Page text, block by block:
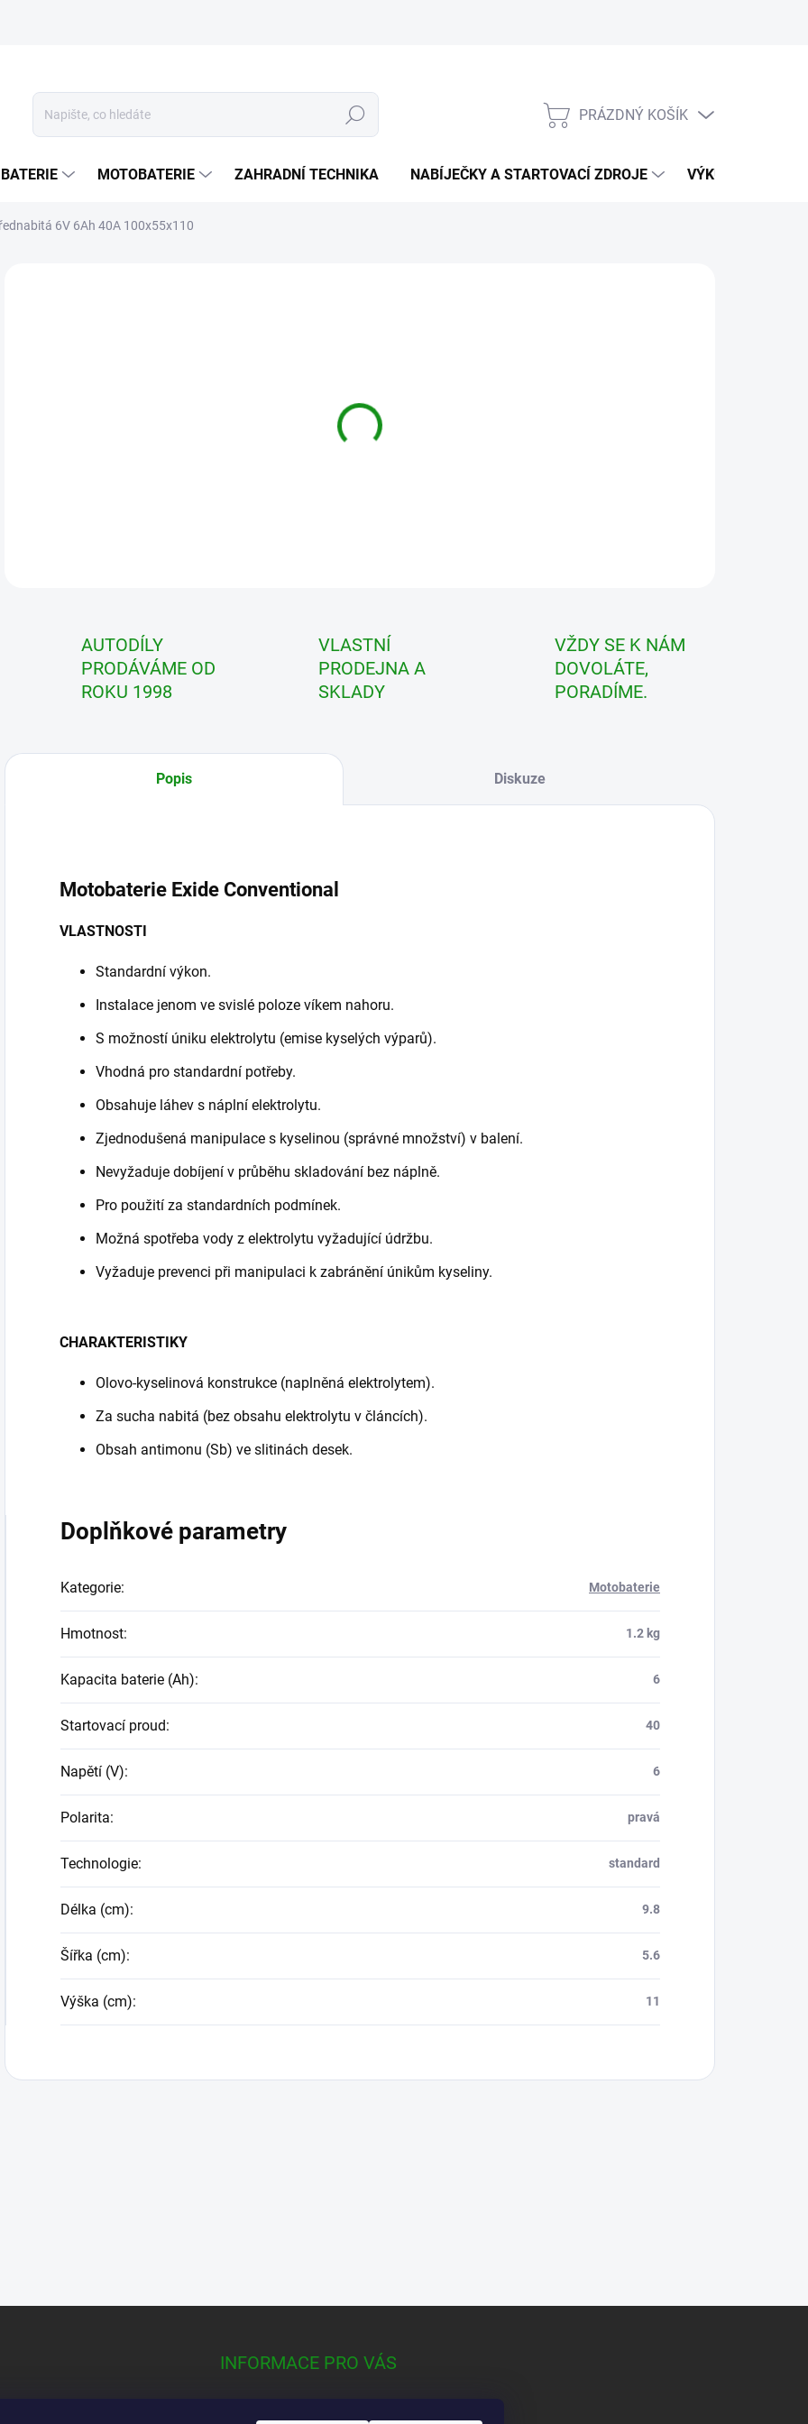
Hledat
NÁKUPNÍ
PRÁZDNÝ KOŠÍK
MOTOBATERIE ZAHRADNÍ TECHNIKA NABÍJEČKY A STARTOVACÍ ZDROJE VÝKUP
6V 6Ah 40A 100x55x110
DETAILNÍ INFORMACE
AUTODÍLY
PRODÁVÁME OD
ROKU 1998
VLASTNÍ
PRODEJNA A
SKLADY
VŽDY SE K NÁM
DOVOLÁTE,
PORADÍME.
Popis Diskuze
Motobaterie Exide Conventional
VLASTNOSTI
Standardní výkon.
Instalace jenom ve svislé poloze víkem nahoru.
S možností úniku elektrolytu (emise kyselých výparů).
Vhodná pro standardní potřeby.
Obsahuje láhev s náplní elektrolytu.
Zjednodušená manipulace s kyselinou (správné množství) v balení.
Nevyžaduje dobíjení v průběhu skladování bez náplně.
Pro použití za standardních podmínek.
Možná spotřeba vody z elektrolytu vyžadující údržbu.
Vyžaduje prevenci při manipulaci k zabránění únikům kyseliny.
CHARAKTERISTIKY
Olovo-kyselinová konstrukce (naplněná elektrolytem).
Za sucha nabitá (bez obsahu elektrolytu v článcích).
Obsah antimonu (Sb) ve slitinách desek.
Doplňkové parametry
Kategorie: Motobaterie
Hmotnost: 1.2 kg
Kapacita baterie (Ah): 6
Startovací proud: 40
Napětí (V): 6
Polarita: pravá
Technologie: standard
Délka (cm): 9.8
Šířka (cm): 5.6
Výška (cm): 11
INFORMACE PRO VÁS